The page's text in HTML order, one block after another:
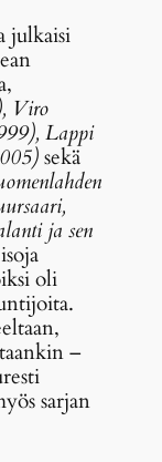
julkaisi
Viro
Lappi
sekä
ja sen
oli
–
sarjan